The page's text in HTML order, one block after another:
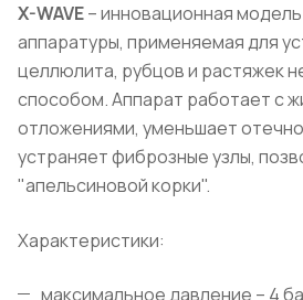
X-WAVE– инновационная
аппаратуры, применяемая для
целлюлита, рубцов и растяжек
способом. Аппарат работает с
отложениями, уменьшает
устраняет фиброзные узлы,
"апельсиновой корки".
Характеристики:
максимальное давление – 4